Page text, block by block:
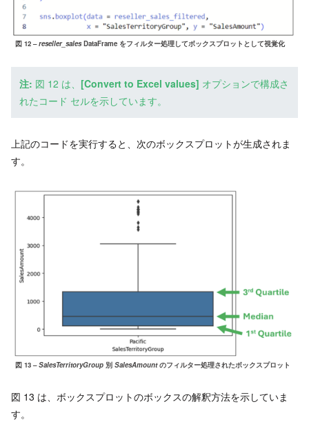
図 12 –reseller_salesDataFrame をフィルター処理してボックスプロットとして視覚化
注: 図 12 は、 [Convert to Excel values] オプションで構成さ
れたコード セルを示しています。
上記のコードを実行すると、次のボックスプロットが生成されま
す。
図 13 –SalesTerritoryGroup 別 SalesAmountのフィルター処理されたボックスプロット
図 13 は、ボックスプロットのボックスの解釈方法を示していま
す。